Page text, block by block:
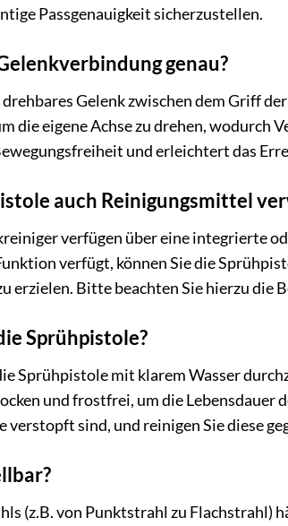
Passgenauigkeit sicherzustellen.
genau?
Gelenk zwischen dem Griff
die eigene Achse zu drehen,
und erleichtert das
auch Reinigungsmittel
verfügen über eine integrierte
verfügt, können Sie die
erzielen. Bitte beachten Sie hierzu
Sprühpistole?
Sprühpistole mit klarem Wasser
und frostfrei, um die
verstopft sind, und reinigen Sie diese
(z.B. von Punktstrahl zu Flachstrahl)